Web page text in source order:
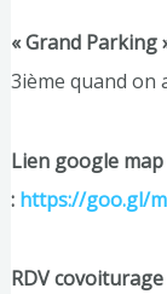
« Grand Parking
3ième quand on
Lien google
: https://goo.gl/
RDV covoiturage